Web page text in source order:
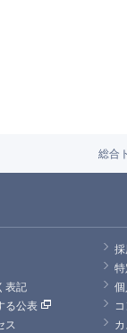
総合
表記
る公表
ス